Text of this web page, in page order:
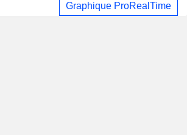
Graphique ProRealTime